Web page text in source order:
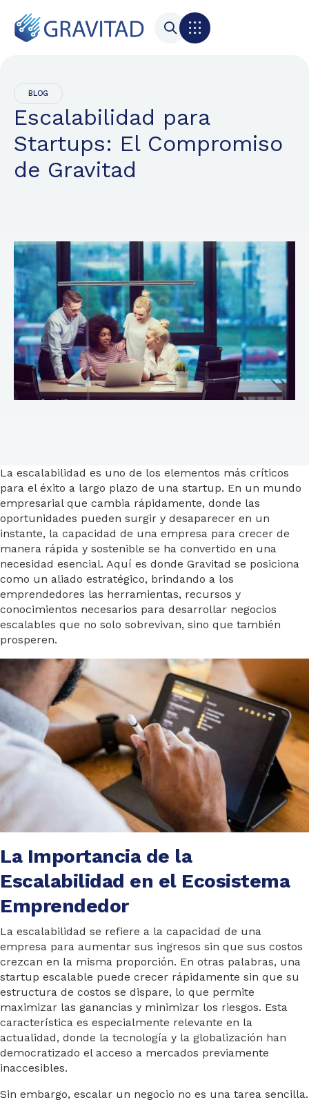
BLOG
Escalabilidad para
Startups: El Compromiso
de Gravitad
La escalabilidad es uno de los elementos más críticos
para el éxito a largo plazo de una startup. En un mundo
empresarial que cambia rápidamente, donde las
oportunidades pueden surgir y desaparecer en un
instante, la capacidad de una empresa para crecer de
manera rápida y sostenible se ha convertido en una
necesidad esencial. Aquí es donde Gravitad se posiciona
como un aliado estratégico, brindando a los
emprendedores las herramientas, recursos y
conocimientos necesarios para desarrollar negocios
escalables que no solo sobrevivan, sino que también
prosperen.
La Importancia de la
Escalabilidad en el Ecosistema
Emprendedor
La escalabilidad se refiere a la capacidad de una
empresa para aumentar sus ingresos sin que sus costos
crezcan en la misma proporción. En otras palabras, una
startup escalable puede crecer rápidamente sin que su
estructura de costos se dispare, lo que permite
maximizar las ganancias y minimizar los riesgos. Esta
característica es especialmente relevante en la
actualidad, donde la tecnología y la globalización han
democratizado el acceso a mercados previamente
inaccesibles.
Sin embargo, escalar un negocio no es una tarea sencilla.